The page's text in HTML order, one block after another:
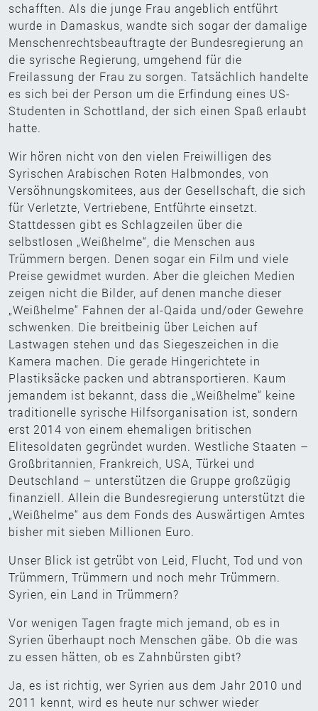
schafften. Als die junge Frau angeblich entführt
wurde in Damaskus, wandte sich sogar der damalige
Menschenrechtsbeauftragte der Bundesregierung an
die syrische Regierung, umgehend für die
Freilassung der Frau zu sorgen. Tatsächlich handelte
es sich bei der Person um die Erfindung eines US-
Studenten in Schottland, der sich einen Spaß erlaubt
hatte.
Wir hören nicht von den vielen Freiwilligen des
Syrischen Arabischen Roten Halbmondes, von
Versöhnungskomitees, aus der Gesellschaft, die sich
für Verletzte, Vertriebene, Entführte einsetzt.
Stattdessen gibt es Schlagzeilen über die
selbstlosen „Weißhelme“, die Menschen aus
Trümmern bergen. Denen sogar ein Film und viele
Preise gewidmet wurden. Aber die gleichen Medien
zeigen nicht die Bilder, auf denen manche dieser
„Weißhelme“ Fahnen der al-Qaida und/oder Gewehre
schwenken. Die breitbeinig über Leichen auf
Lastwagen stehen und das Siegeszeichen in die
Kamera machen. Die gerade Hingerichtete in
Plastiksäcke packen und abtransportieren. Kaum
jemandem ist bekannt, dass die „Weißhelme“ keine
traditionelle syrische Hilfsorganisation ist, sondern
erst 2014 von einem ehemaligen britischen
Elitesoldaten gegründet wurden. Westliche Staaten –
Großbritannien, Frankreich, USA, Türkei und
Deutschland – unterstützen die Gruppe großzügig
finanziell. Allein die Bundesregierung unterstützt die
„Weißhelme“ aus dem Fonds des Auswärtigen Amtes
bisher mit sieben Millionen Euro.
Unser Blick ist getrübt von Leid, Flucht, Tod und von
Trümmern, Trümmern und noch mehr Trümmern.
Syrien, ein Land in Trümmern?
Vor wenigen Tagen fragte mich jemand, ob es in
Syrien überhaupt noch Menschen gäbe. Ob die was
zu essen hätten, ob es Zahnbürsten gibt?
Ja, es ist richtig, wer Syrien aus dem Jahr 2010 und
2011 kennt, wird es heute nur schwer wieder